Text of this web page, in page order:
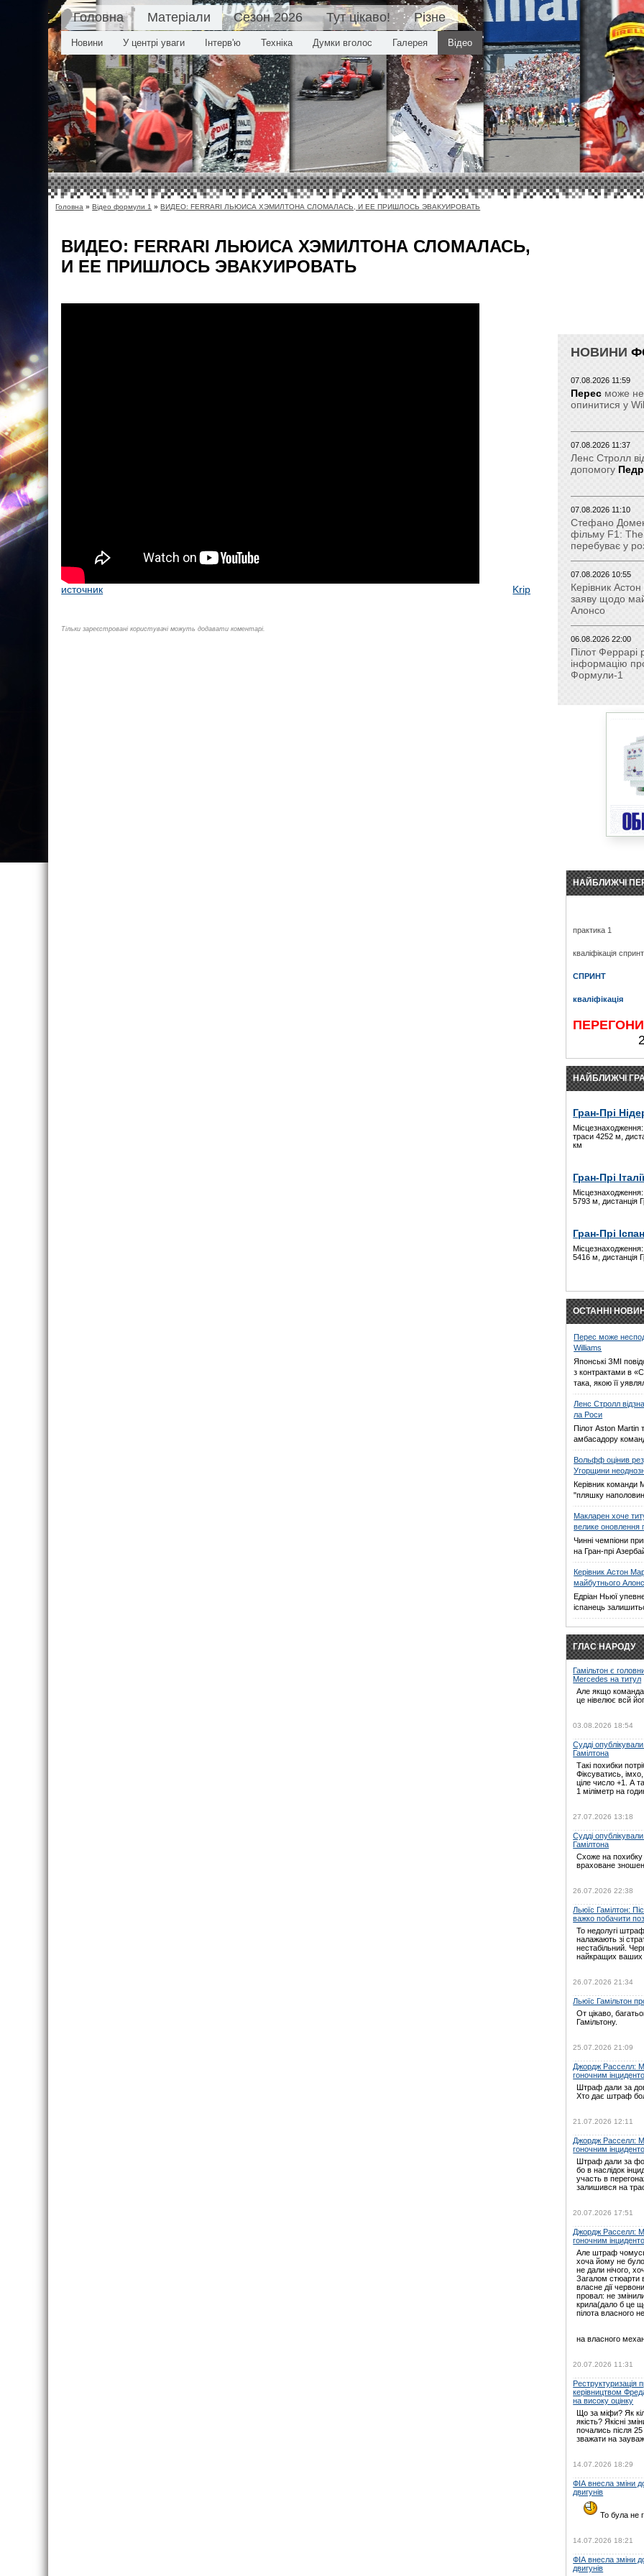
Головна Матеріали
Новини У центрі уваги Інтерв'ю Техніка Думки вголос Галерея Відео
Сезон 2026 Тут цікаво! Різне
Головна »Відео формули 1 »ВИДЕО: FERRARI ЛЬЮИСА ХЭМИЛТОНА СЛОМАЛАСЬ, И ЕЕ ПРИШЛОСЬ ЭВАКУИРОВАТЬ
ВИДЕО: FERRARI ЛЬЮИСА ХЭМИЛТОНА СЛОМАЛАСЬ,
И ЕЕ ПРИШЛОСЬ ЭВАКУИРОВАТЬ
источник Krip
Тільки зареєстровані користувачі можуть додавати коментарі.
НОВИНИ
07.08.2026 11:59
Перес може
опинитися у
07.08.2026 11:37
Ленс Стролл
допомогу
07.08.2026 11:10
Стефано
фільму F1:
перебуває у
07.08.2026 10:55
Керівник
заяву щодо
Алонсо
06.08.2026 22:00
Пілот Феррарі
інформацію
Формули-1
НАЙБЛИЖЧІ
практика 1
кваліфікація спринт
СПРИНТ
кваліфікація
ПЕРЕГОНИ
НАЙБЛИЖЧІ
Гран-Прі
траси 4252 м,
км
Гран-Прі
5793 м, дистанція
Гран-Прі
5416 м, дистанція
ОСТАННІ
Перес може
Williams
Японські ЗМІ
з контрактами в
така, якою її
Ленс Стролл
ла Роси
Пілот Aston Martin
амбасадору
Вольфф оцінив
Угорщини
Керівник команди
"пляшку
Макларен хоче
велике оновлення
Чинні чемпіони
на Гран-прі
Керівник Астон
майбутнього
Едріан Ньюї
іспанець
ГЛАС НАРОДУ
Гамільтон є
Mercedes на титул
Але якщо команда
це нівелює всй
03.08.2026 18:54
Судді
Гамілтона
Такі похибки
Фіксуватись,
ціле число +1. А
1 міліметр на
27.07.2026 13:18
Судді
Гамілтона
Схоже на похибку
враховане
26.07.2026 22:38
Льюїс Гамілтон:
важко побачити
То недолугі
налажають зі
нестабільний.
найкращих
26.07.2026 21:34
Льюїс Гамільтон
От цікаво,
Гамільтону.
25.07.2026 21:09
Джордж Расселл:
гоночним
Штраф дали за
Хто дає штраф
21.07.2026 12:11
Джордж Расселл:
гоночним
Штраф дали за
бо в наслідок
участь в
залишився на
20.07.2026 17:51
Джордж Расселл:
гоночним
Але штраф чомусь
хоча йому не
не дали нічого,
Загалом стюарти
власне дії
провал: не
крила(дало б це
пілота власного
на власного
20.07.2026 11:31
Реструктуризація
керівництвом
на високу оцінку
Що за міфи? Як
якість? Якісні
почались після
зважати на
14.07.2026 18:29
ФІА внесла зміни
двигунів
То була не
14.07.2026 18:21
ФІА внесла зміни
двигунів